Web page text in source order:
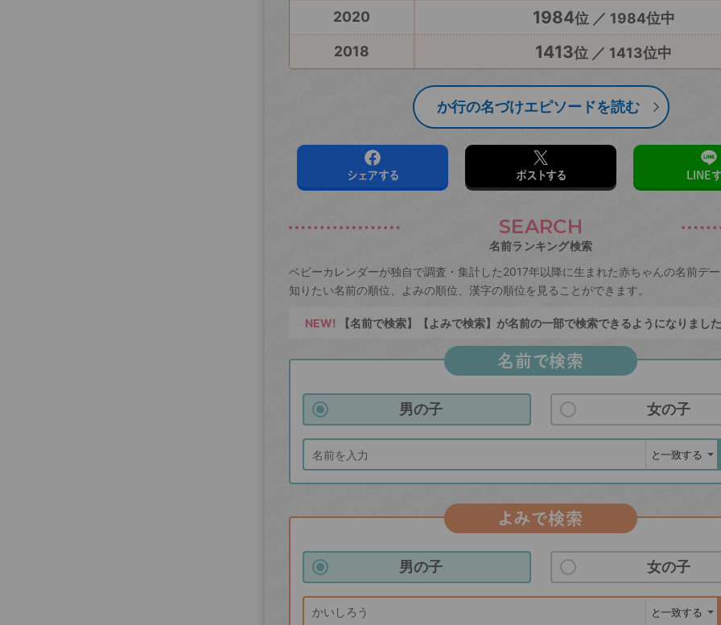
2020
1984位 ／ 1984位中
2018
1413位 ／ 1413位中
か行の名づけエピソードを読む
シェアする ポストする LINE
SEARCH
名前ランキング検索
ベビーカレンダーが独自で調査・集計した2017年以降に生まれた赤ちゃんの名前デ
知りたい名前の順位、よみの順位、漢字の順位を見ることができます。
NEW! 【名前で検索】【よみで検索】が名前の一部で検索できるようになりまし
名前で検索
男の子 女の子
よみで検索
男の子 女の子